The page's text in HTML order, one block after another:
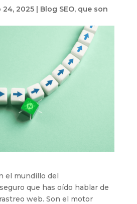
24, 2025| Blog SEO, que son
el mundillo del
que has oído hablar de
web. Son el motor